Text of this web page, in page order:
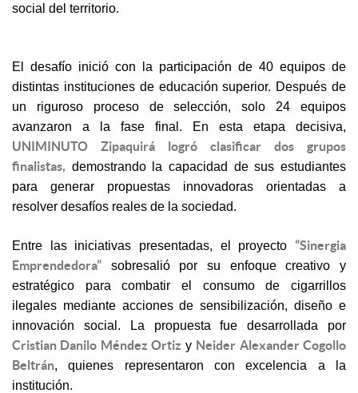
social del territorio.
El desafío inició con la participación de 40 equipos de
distintas instituciones de educación superior. Después de
un riguroso proceso de selección, solo 24 equipos
avanzaron a la fase final. En esta etapa decisiva,
UNIMINUTO Zipaquirá logró clasificar dos grupos
finalistas, demostrando la capacidad de sus estudiantes
para generar propuestas innovadoras orientadas a
resolver desafíos reales de la sociedad.
Entre las iniciativas presentadas, el proyecto “Sinergia
Emprendedora” sobresalió por su enfoque creativo y
estratégico para combatir el consumo de cigarrillos
ilegales mediante acciones de sensibilización, diseño e
innovación social. La propuesta fue desarrollada por
Cristian Danilo Méndez Ortiz y Neider Alexander Cogollo
Beltrán, quienes representaron con excelencia a la
institución.